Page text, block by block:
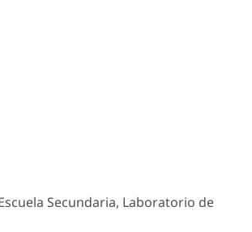
Secundaria, Laboratorio de